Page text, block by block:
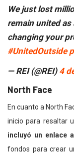
We just lost
remain united
changing your
#UnitedOutside
— REI (@REI) 4
North Face
En cuanto a North
inicio para resaltar
incluyó un enlace
fondos para crear